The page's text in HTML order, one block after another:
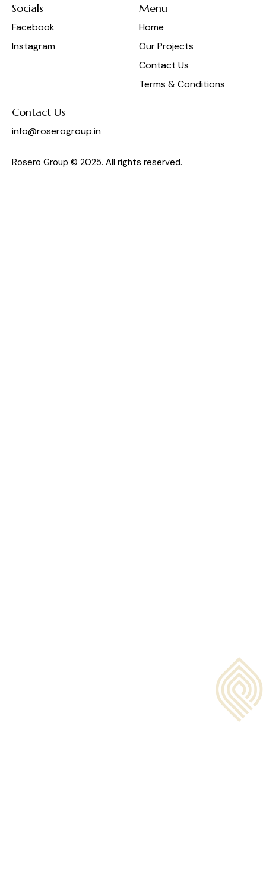
Socials
Facebook
Instagram
Menu
Home
Our Projects
Contact Us
Terms & Conditions
Contact Us
info@roserogroup.in
Rosero Group © 2025. All rights reserved.